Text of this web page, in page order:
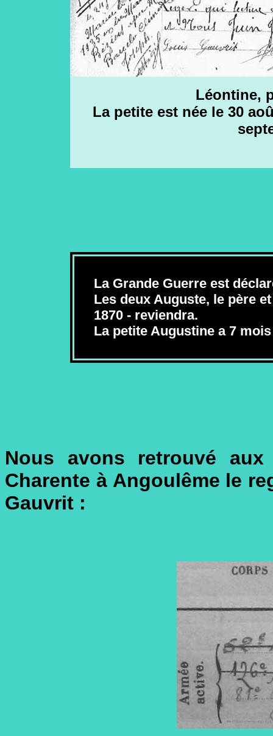
Léontine,
La petite est née le 30
La Grande Guerre est
Les deux Auguste, le père
1870 - reviendra.
La petite Augustine a 7
Nous avons retrouvé
Charente à Angoulême le
Gauvrit :